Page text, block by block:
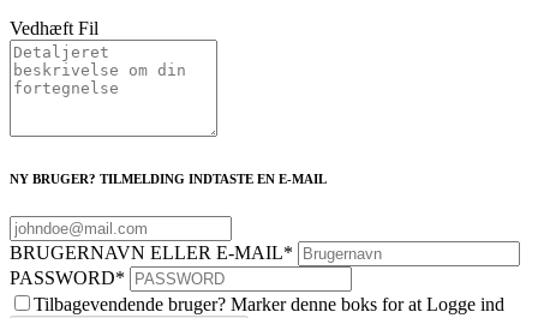
Vedhæft Fil
NY BRUGER? TILMELDING INDTASTE EN E-MAIL
BRUGERNAVN ELLER E-MAIL*
PASSWORD*
Tilbagevendende bruger? Marker denne boks for at Logge ind